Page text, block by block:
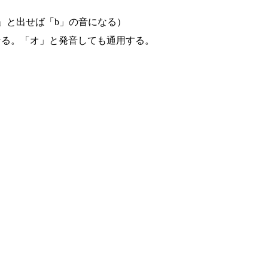
出せば「b」の音になる）
。「オ」と発音しても通用する。